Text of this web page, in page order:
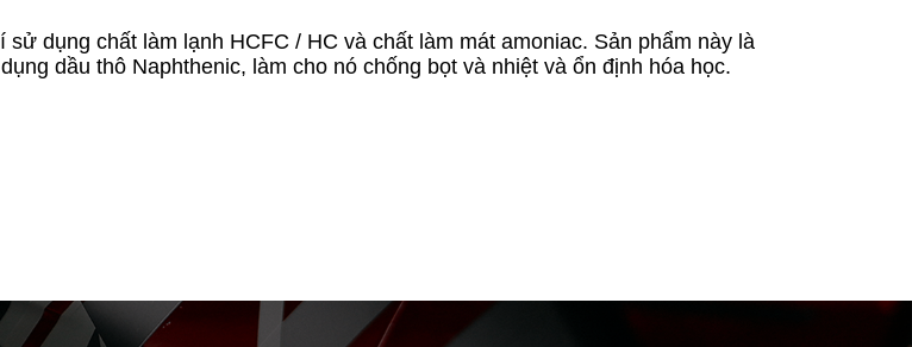
í sử dụng chất làm lạnh HCFC / HC và chất làm mát amoniac. Sản phẩm này là
dụng dầu thô Naphthenic, làm cho nó chống bọt và nhiệt và ổn định hóa học.